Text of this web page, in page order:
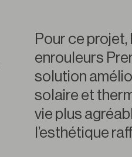
Pour ce
enrouleurs
solution
solaire et
vie plus
l’esthétique